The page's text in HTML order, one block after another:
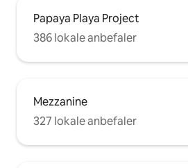
Papaya Playa Project
386 lokale anbefaler
Mezzanine
327 lokale anbefaler